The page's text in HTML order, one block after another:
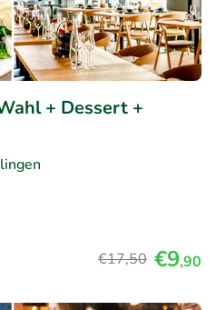
+ Dessert +
€17,50 €9,90